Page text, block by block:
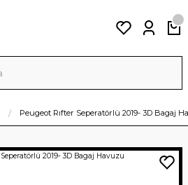
Peugeot Rıfter Seperatörlü 2019- 3D Bagaj